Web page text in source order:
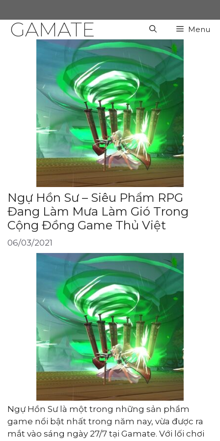
đến
nộiGAMATE Menu
Ngự Hồn Sư – Siêu Phẩm RPG
Đang Làm Mưa Làm Gió Trong
Cộng Đồng Game Thủ Việt
06/03/2021
Ngự Hồn Sư là một trong những sản phẩm
game nổi bật nhất trong năm nay, vừa được ra
mắt vào sáng ngày 27/7 tại Gamate. Với lối chơi